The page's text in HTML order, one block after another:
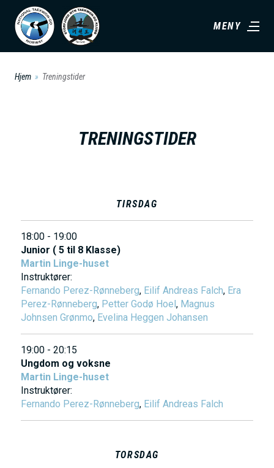
MENY
Hjem Treningstider
TRENINGSTIDER
TIRSDAG
18:00 - 19:00
Junior ( 5 til 8 Klasse)
Martin Linge-huset
Instruktører:
Fernando Perez-Rønneberg, Eilif Andreas Falch, Era
Perez-Rønneberg, Petter Godø Hoel, Magnus
Johnsen Grønmo, Evelina Heggen Johansen
19:00 - 20:15
Ungdom og voksne
Martin Linge-huset
Instruktører:
Fernando Perez-Rønneberg, Eilif Andreas Falch
TORSDAG